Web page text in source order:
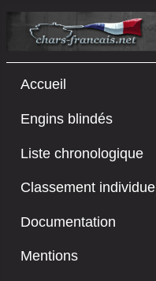
Accueil
Engins blindés
Liste chronologique
Classement individuel
Documentation
Mentions